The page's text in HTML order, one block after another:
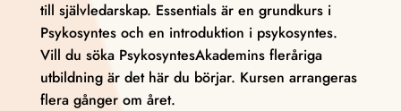
till självledarskap. Essentials är en grundkurs i
Psykosyntes och en introduktion i psykosyntes.
Vill du söka PsykosyntesAkademins fleråriga
utbildning är det här du börjar. Kursen arrangeras
flera gånger om året.